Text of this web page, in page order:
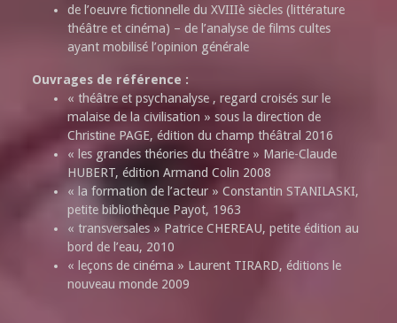
de l’oeuvre fictionnelle du XVIIIè siècles (littérature
théâtre et cinéma) – de l’analyse de films cultes
ayant mobilisé l’opinion générale
Ouvrages de référence :
« théâtre et psychanalyse , regard croisés sur le
malaise de la civilisation » sous la direction de
Christine PAGE, édition du champ théâtral 2016
« les grandes théories du théâtre » Marie-Claude
HUBERT, édition Armand Colin 2008
« la formation de l’acteur » Constantin STANILASKI,
petite bibliothèque Payot, 1963
« transversales » Patrice CHEREAU, petite édition au
bord de l’eau, 2010
« leçons de cinéma » Laurent TIRARD, éditions le
nouveau monde 2009